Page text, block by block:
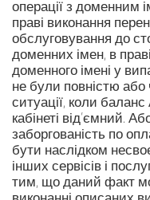
операції з доменним
праві виконання
обслуговування до
доменних імен, в
доменного імені у
не були повністю або
ситуації, коли
кабінеті від’ємний.
заборгованість по
бути наслідком
інших сервісів і
тим, що даний факт